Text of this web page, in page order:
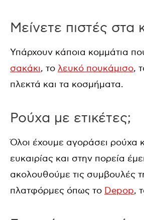
Μείνετε πιστές στα
Υπάρχουν κάποια κομμάτια
σακάκι, το λευκό πουκάμισο,
πλεκτά και τα κοσμήματα.
Ρούχα με ετικέτες;
Όλοι έχουμε αγοράσει ρούχα
ευκαιρίας και στην πορεία
ακολουθούμε τις συμβουλές
πλατφόρμες όπως το Depop,